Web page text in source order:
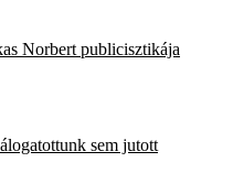
Norbert publicisztikája
sem jutott